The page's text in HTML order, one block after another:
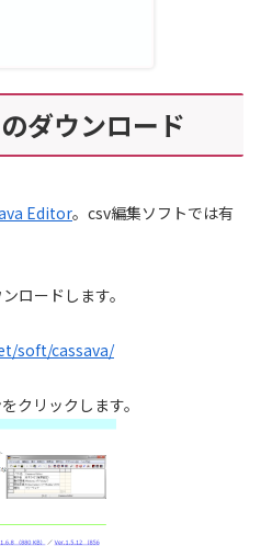
ダウンロード
Editor。csv編集ソフトでは有
ロードします。
soft/cassava/
クリックします。